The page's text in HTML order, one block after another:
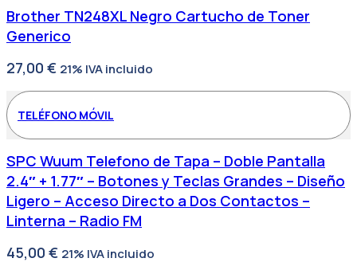
Brother TN248XL Negro Cartucho de Toner
Generico
27,00 € 21% IVA incluido
TELÉFONO MÓVIL
SPC Wuum Telefono de Tapa – Doble Pantalla
2.4″ + 1.77″ – Botones y Teclas Grandes – Diseño
Ligero – Acceso Directo a Dos Contactos –
Linterna – Radio FM
45,00 € 21% IVA incluido